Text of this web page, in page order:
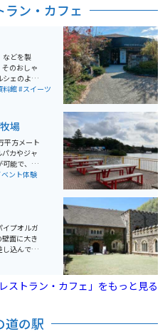
ラン・カフェ
などを製
のおしゃ
シェのよう
品ラインア
ーツ女子
料館#スイーツ
場
平方メート
カやジャ
可能で、エ
た、湖上
らんらん
験やグラ
を満喫で
ント体験
プオルガ
面に大き
し込んでキ
ベントが
るところ
いたり
レストラン・カフェ」をもっと見る
道の駅